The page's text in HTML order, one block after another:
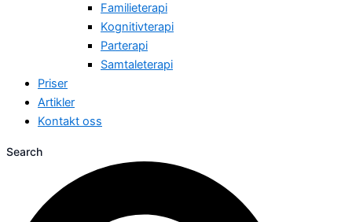
Familieterapi
Kognitivterapi
Parterapi
Samtaleterapi
Priser
Artikler
Kontakt oss
Search